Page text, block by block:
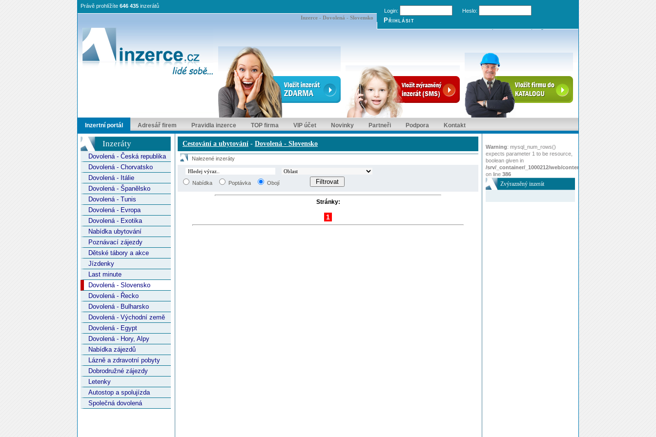
Inzerce - Dovolená - Slovensko
Právě prohlížíte 646 435 inzerátů
Login:
Heslo:
Inzertní portál Adresář firem Pravidla inzerce TOP firma VIP účet Novinky Partneři Podpora Kontakt
Inzeráty
Dovolená - Česká republika
Dovolená - Chorvatsko
Dovolená - Itálie
Dovolená - Španělsko
Dovolená - Tunis
Dovolená - Evropa
Dovolená - Exotika
Nabídka ubytování
Poznávací zájezdy
Dětské tábory a akce
Jízdenky
Last minute
Dovolená - Slovensko
Dovolená - Řecko
Dovolená - Bulharsko
Dovolená - Východní země
Dovolená - Egypt
Dovolená - Hory, Alpy
Nabídka zájezdů
Lázně a zdravotní pobyty
Dobrodružné zájezdy
Letenky
Autostop a spolujízda
Společná dovolená
Cestování a ubytování - Dovolená - Slovensko
Nalezené inzeráty
Nabídka Poptávka Obojí
Stránky:
1
Warning: mysql_num_rows()
expects parameter 1 to be resource,
boolean given in
/srv/_container/_1000212/web/content/www/index.php
on line 386
Zvýrazněný inzerát